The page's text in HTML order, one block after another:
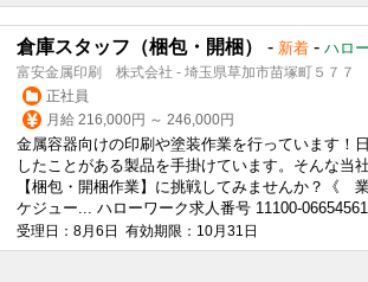
倉庫スタッフ（梱包・開梱） - 新着 - ハロ
富安金属印刷 株式会社 - 埼玉県草加市苗塚町５７７
正社員
月給 216,000円 ～ 246,000円
金属容器向けの印刷や塗装作業を行っています！
したことがある製品を手掛けています。そんな当
【梱包・開梱作業】に挑戦してみませんか？《
ケジュー... ハローワーク求人番号 11100-06654561
受理日：8月6日 有効期限：10月31日